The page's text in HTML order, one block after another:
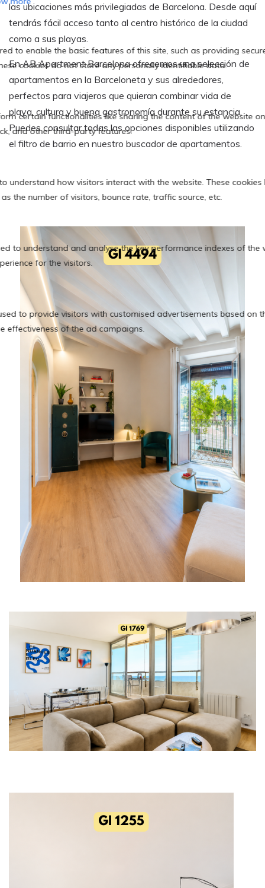
las ubicaciones más privilegiadas de Barcelona. Desde aquí
tendrás fácil acceso tanto al centro histórico de la ciudad
como a sus playas.
En AB Apartment Barcelona ofrecemos una selección de
apartamentos en la Barceloneta y sus alrededores,
perfectos para viajeros que quieran combinar vida de
playa, cultura y buena gastronomía durante su estancia.
Puedes consultar todas las opciones disponibles utilizando
el filtro de barrio en nuestro buscador de apartamentos.